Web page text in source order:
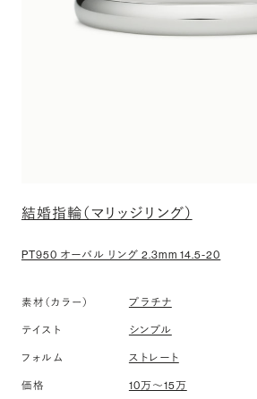
結婚指輪（マリッジリング）
PT950 オーバル リング 2.3mm 14.5-20
素材（カラー） プラチナ
テイスト シンプル
フォルム ストレート
価格 10万〜15万